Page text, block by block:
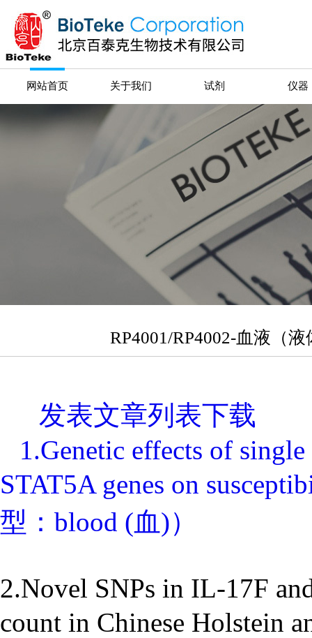
网站首页 关于我们 试剂 仪器
RP4001/RP4002-血液（
发表文章列表下载
1.Genetic effects of
STAT5A genes on
型：blood (血)）
2.Novel SNPs in IL-17F
count in Chinese Holstein